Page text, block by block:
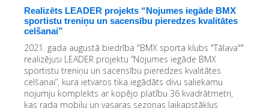
Realizēts LEADER projekts “Nojumes iegāde BMX
sportistu treniņu un sacensību pieredzes kvalitātes
celšanai”
2021. gada augustā biedrība "BMX sporta klubs "Tālava""
realizējusi LEADER projektu “Nojumes iegāde BMX
sportistu treniņu un sacensību pieredzes kvalitātes
celšanai”, kura ietvaros tika iegādāts divu saliekamu
nojumju komplekts ar kopējo platību 36 kvadrātmetri,
kas rada mobilu un vasaras sezonas laikapstākļus